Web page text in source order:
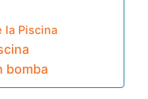
la Piscina
bomba